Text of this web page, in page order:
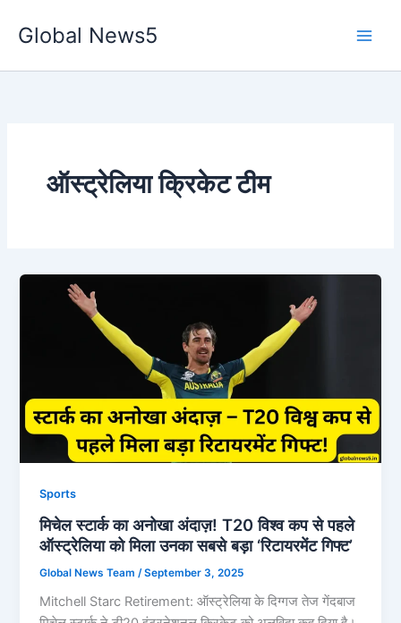
Global News5
ऑस्ट्रेलिया क्रिकेट टीम
Sports
मिचेल स्टार्क का अनोखा अंदाज़! T20 विश्व कप से पहले
ऑस्ट्रेलिया को मिला उनका सबसे बड़ा ‘रिटायरमेंट गिफ्ट’
Global News Team /September 3, 2025
Mitchell Starc Retirement: ऑस्ट्रेलिया के दिग्गज तेज गेंदबाज